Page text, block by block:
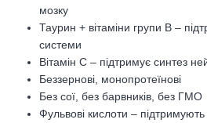
мозку
Таурин + вітаміни групи В –
системи
Вітамін С – підтримує синтез
Беззернові, монопротеїнові
Без сої, без барвників, без ГМО
Фульвові кислоти –